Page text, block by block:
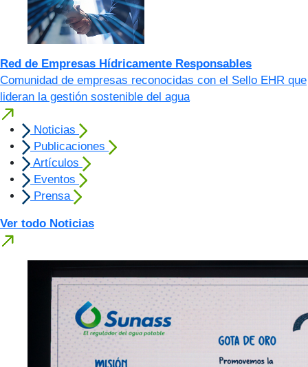
Red de Empresas Hídricamente Responsables
Comunidad de empresas reconocidas con el Sello EHR que
lideran la gestión sostenible del agua
Noticias
Publicaciones
Artículos
Eventos
Prensa
Ver todo Noticias